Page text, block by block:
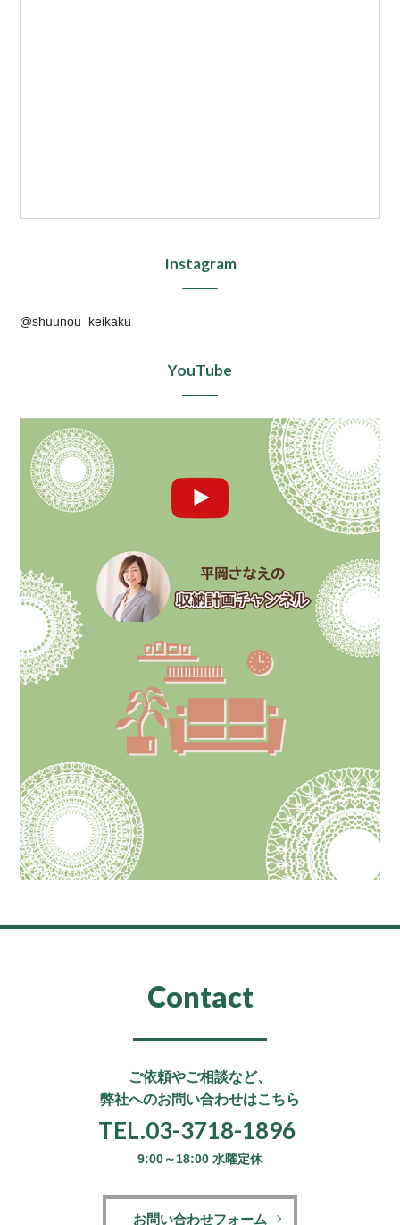
Instagram
@shuunou_keikaku
YouTube
Contact
ご依頼やご相談など、
弊社へのお問い合わせはこちら
TEL.03-3718-1896
9:00～18:00 水曜定休
お問い合わせフォーム